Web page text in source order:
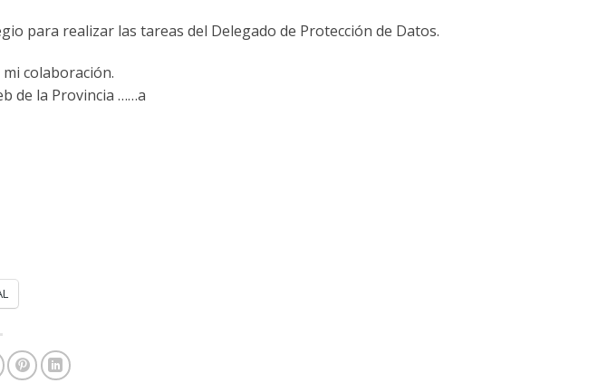
para realizar las tareas del Delegado de Protección de Datos.
colaboración.
de la Provincia ……a